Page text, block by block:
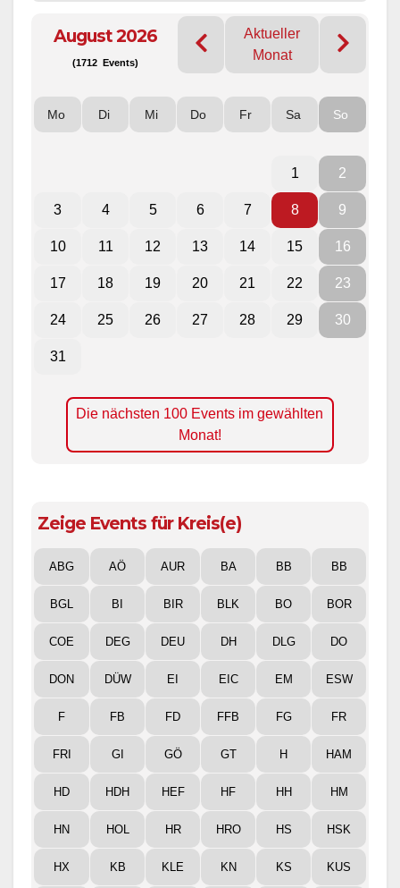
August 2026
(1712 Events)
Aktueller
Monat
Mo Di Mi Do Fr Sa So
1 2
3 4 5 6 7 8 9
10 11 12 13 14 15 16
17 18 19 20 21 22 23
24 25 26 27 28 29 30
31
Die nächsten 100 Events im gewählten
Monat!
Zeige Events für Kreis(e)
ABG AÖ AUR BA BB BB
BGL BI BIR BLK BO BOR
COE DEG DEU DH DLG DO
DON DÜW EI EIC EM ESW
F FB FD FFB FG FR
FRI GI GÖ GT H HAM
HD HDH HEF HF HH HM
HN HOL HR HRO HS HSK
HX KB KLE KN KS KUS